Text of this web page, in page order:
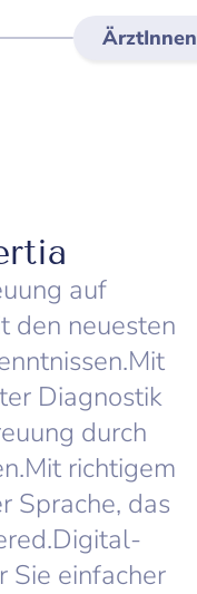
ÄrztInnen
auf
den neuesten
Diagnostik
durch
richtigem
Sprache, das
Sie einfacher